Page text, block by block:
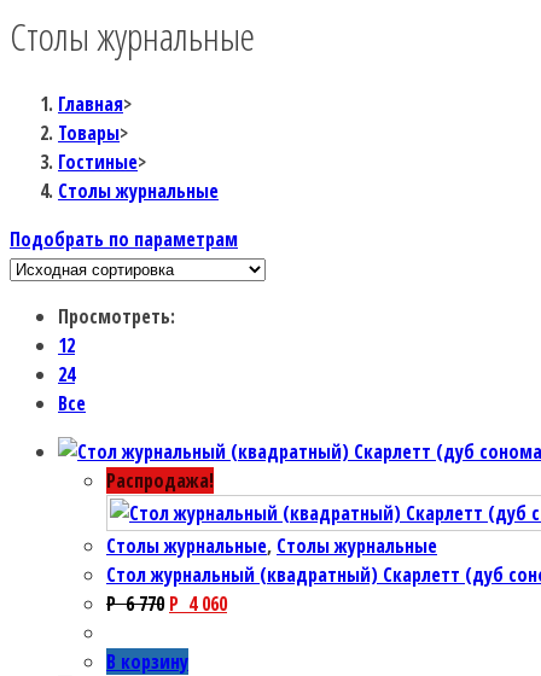
Столы журнальные
Главная>
Товары>
Гостиные>
Столы журнальные
Подобрать по параметрам
Просмотреть:
12
24
Все
Распродажа!
Столы журнальные, Столы журнальные
Стол журнальный (квадратный) Скарлетт (дуб
P6 770 P 4 060
В корзину